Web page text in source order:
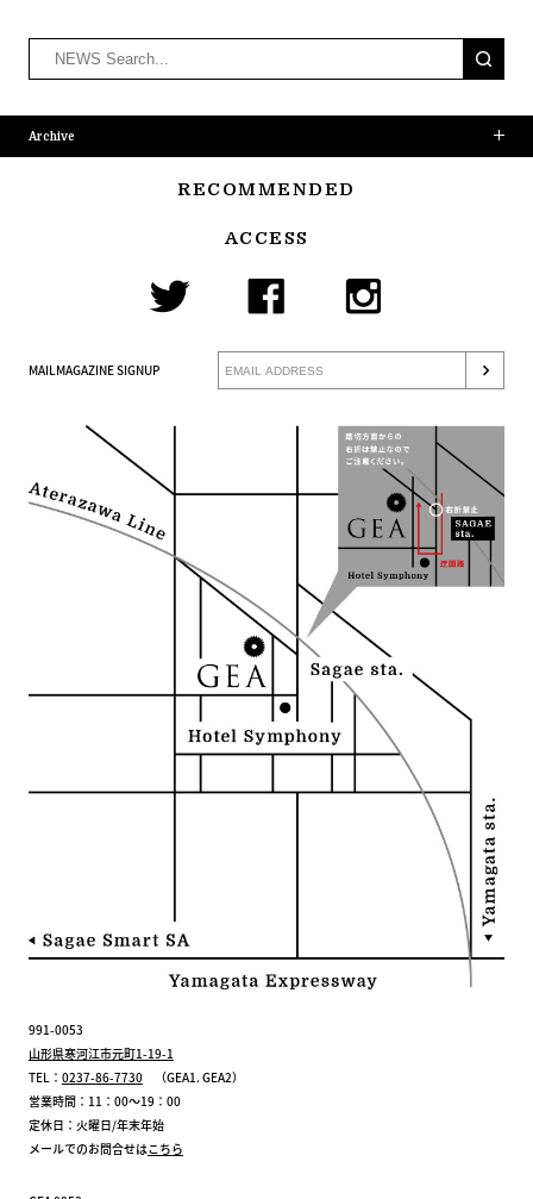
Archive
RECOMMENDED
ACCESS
MAILMAGAZINE SIGNUP
991-0053
山形県寒河江市元町1-19-1
TEL： 0237-86-7730（GEA1. GEA2）
営業時間：11：00～19：00
定休日：火曜日/年末年始
メールでのお問合せはこちら